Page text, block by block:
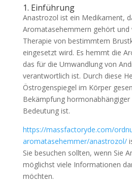
1. Einführung
Anastrozol ist ein Medikament,
Aromatasehemmern gehört und
Therapie von bestimmtem
eingesetzt wird. Es hemmt die
das für die Umwandlung von
verantwortlich ist. Durch diese
Östrogenspiegel im Körper
Bekämpfung
Bedeutung ist.
https://massfactoryde.com/
aromatasehemmer/anastrozol/
Sie besuchen sollten, wenn Sie
möglichst viele Informationen
möchten.